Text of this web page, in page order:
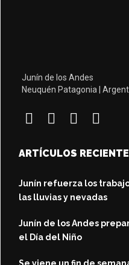
Junín de los Andes
Neuquén Patagonia |
ARTÍCULOS
Junín refuerza los
las lluvias y nevadas
Junín de los Andes
el Día del Niño